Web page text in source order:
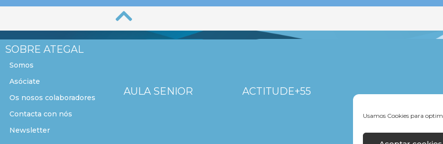
Usamos Cookies para
SOBRE ATEGAL
Somos
Asóciate
Os nosos colaboradores
Contacta con nós
Newsletter
AULA SENIOR ACTITUDE+55